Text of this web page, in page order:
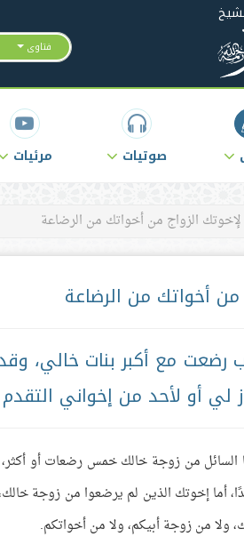
فتاوى
صوتيات مرئيات
الزواج من أخواتك من الرضاعة
من أخواتك من الرضاعة
رضعت مع أكبر بنات خالي،
أو لأحد من إخواني
السائل من زوجة خالك خمس رضعات أو
أما إخوتك الذين لم يرضعوا من زوجة
من زوجة أبيكم، ولا من أخواتكم.